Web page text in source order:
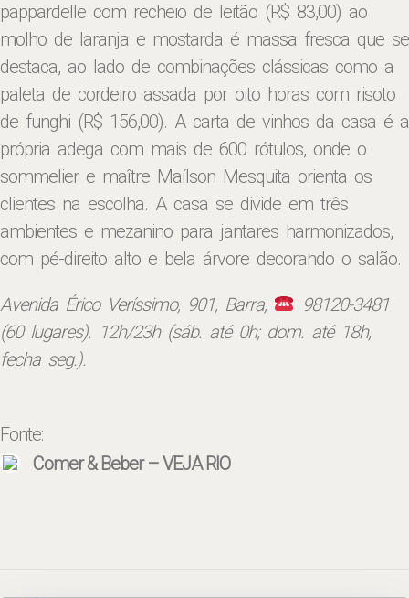
pappardelle com recheio de leitão (R$ 83,00) ao
molho de laranja e mostarda é massa fresca que se
destaca, ao lado de combinações clássicas como a
paleta de cordeiro assada por oito horas com risoto
de funghi (R$ 156,00). A carta de vinhos da casa é a
própria adega com mais de 600 rótulos, onde o
sommelier e maître Maílson Mesquita orienta os
clientes na escolha. A casa se divide em três
ambientes e mezanino para jantares harmonizados,
com pé-direito alto e bela árvore decorando o salão.
Avenida Érico Veríssimo, 901, Barra,
98120-3481
(60 lugares). 12h/23h (sáb. até 0h; dom. até 18h,
fecha seg.).
Fonte:
Comer & Beber – VEJA RIO